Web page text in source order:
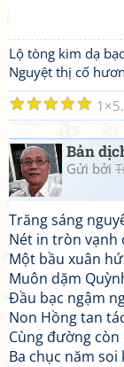
Lộ tòng kim dạ
Nguyệt thị cố
☆
☆
☆
☆
☆ 1
Bản
Gửi bởi
Trăng sáng
Nét in tròn vạnh
Một bầu xuân
Muôn dặm
Đầu bạc ngậm
Non Hồng tan
Cùng đường
Ba chục năm